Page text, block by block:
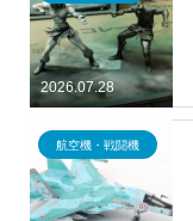
2026.07.28
航空機・戦闘機